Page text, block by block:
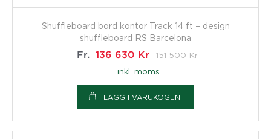
Shuffleboard bord kontor Track 14 ft – design
shuffleboard RS Barcelona
Fr.
136 630 Kr 151 500 Kr
inkl. moms
LÄGG I VARUKOGEN